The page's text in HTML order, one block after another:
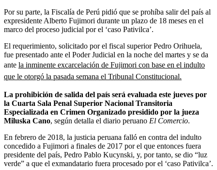
Por su parte, la Fiscalía de Perú pidió que se prohíba salir del país al
expresidente Alberto Fujimori durante un plazo de 18 meses en el
marco del proceso judicial por el ‘caso Pativilca’.
El requerimiento, solicitado por el fiscal superior Pedro Orihuela,
fue presentado ante el Poder Judicial en la noche del martes y se da
ante la inminente excarcelación de Fujimori con base en el indulto
que le otorgó la pasada semana el Tribunal Constitucional.
La prohibición de salida del país será evaluada este jueves por
la Cuarta Sala Penal Superior Nacional Transitoria
Especializada en Crimen Organizado presidido por la jueza
Miluska Cano, según detalla el diario peruano El Comercio.
En febrero de 2018, la justicia peruana falló en contra del indulto
concedido a Fujimori a finales de 2017 por el que entonces fuera
presidente del país, Pedro Pablo Kucynski, y, por tanto, se dio “luz
verde” a que el exmandatario fuera procesado por el ‘caso Pativilca’.